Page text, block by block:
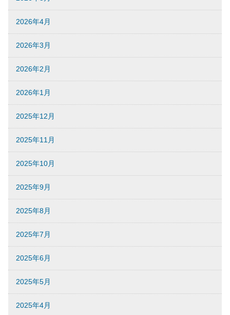
2026年4月
2026年3月
2026年2月
2026年1月
2025年12月
2025年11月
2025年10月
2025年9月
2025年8月
2025年7月
2025年6月
2025年5月
2025年4月